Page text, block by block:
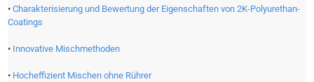
•Charakterisierung und Bewertung der Eigenschaften von 2K-Polyurethan-
Coatings
• Innovative Mischmethoden
• Hocheffizient Mischen ohne Rührer